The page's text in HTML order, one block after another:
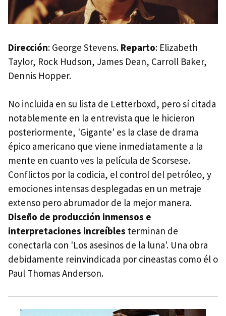
Dirección: George Stevens. Reparto: Elizabeth
Taylor, Rock Hudson, James Dean, Carroll Baker,
Dennis Hopper.
No incluida en su lista de Letterboxd, pero sí citada
notablemente en la entrevista que le hicieron
posteriormente, 'Gigante' es la clase de drama
épico americano que viene inmediatamente a la
mente en cuanto ves la película de Scorsese.
Conflictos por la codicia, el control del petróleo, y
emociones intensas desplegadas en un metraje
extenso pero abrumador de la mejor manera.
Diseño de producción inmensos e
interpretaciones increíbles terminan de
conectarla con 'Los asesinos de la luna'. Una obra
debidamente reinvindicada por cineastas como él o
Paul Thomas Anderson.